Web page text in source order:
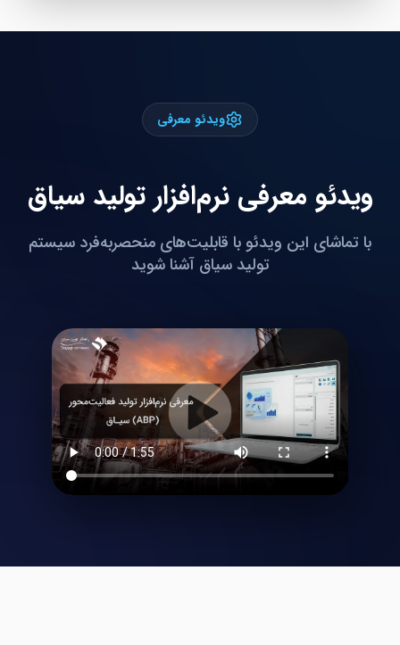
ویدئو معرفی
ویدئو معرفی نرم‌افزار تولید سیاق
با تماشای این ویدئو با قابلیت‌های منحصربه‌فرد سیستم
تولید سیاق آشنا شوید